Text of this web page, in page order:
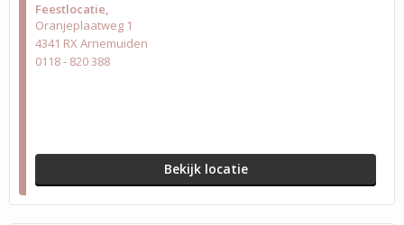
Feestlocatie
Oranjeplaatweg 1
4341 RX Arnemuiden
0118 - 820 388
Bekijk locatie